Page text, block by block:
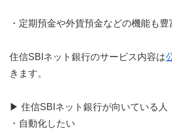
・定期預金や外貨預金などの機能も豊
住信SBIネット銀行のサービス内容は
きます。
▶ 住信SBIネット銀行が向いている人
・自動化したい